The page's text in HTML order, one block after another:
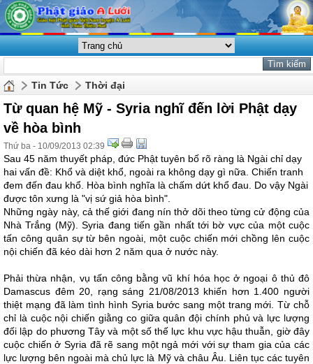
Tin Tức Thời đại
Từ quan hệ Mỹ - Syria nghĩ đến lời Phật dạy
về hòa bình
Thứ ba - 10/09/2013 02:39
Sau 45 năm thuyết pháp, đức Phật tuyên bố rõ ràng là Ngài chỉ dạy
hai vấn đề: Khổ và diệt khổ, ngoài ra không dạy gì nữa. Chiến tranh
đem đến đau khổ. Hòa bình nghĩa là chấm dứt khổ đau. Do vậy Ngài
được tôn xưng là "vị sứ giả hòa bình".
Những ngày này, cả thế giới đang nín thở dõi theo từng cử động của
Nhà Trắng (Mỹ). Syria đang tiến gần nhất tới bờ vực của một cuộc
tấn công quân sự từ bên ngoài, một cuộc chiến mới chồng lên cuộc
nội chiến đã kéo dài hơn 2 năm qua ở nước này.
Phải thừa nhận, vụ tấn công bằng vũ khí hóa học ở ngoại ô thủ đô
Damascus đêm 20, rạng sáng 21/08/2013 khiến hơn 1.400 người
thiệt mạng đã làm tình hình Syria bước sang một trang mới. Từ chỗ
chỉ là cuộc nội chiến giằng co giữa quân đội chính phủ và lực lượng
đối lập do phương Tây và một số thế lực khu vực hậu thuẫn, giờ đây
cuộc chiến ở Syria đã rẽ sang một ngả mới với sự tham gia của các
lực lượng bên ngoài mà chủ lực là Mỹ và châu Âu. Liên tục các tuyên